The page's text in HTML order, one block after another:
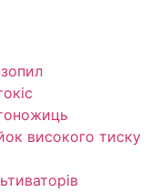
високого тиску